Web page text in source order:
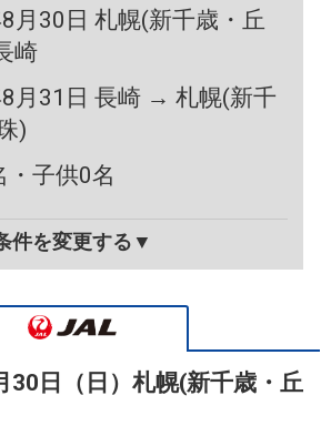
月30日 札幌(新千歳・丘
崎
月31日 長崎 → 札幌(新千
)
・子供0名
件を変更する▼
日（日） 札幌(新千歳・丘